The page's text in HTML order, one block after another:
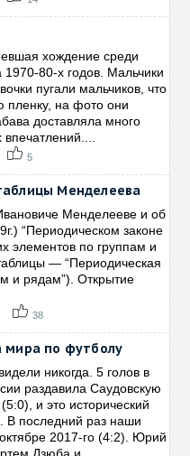
хождение среди
1970-80-х годов. Мальчики
пугали мальчиков, что
пленку, на фото они
доставляла много
5
Менделеева
Менделееве и об
“Периодическом законе
элементов по группам и
— “Периодическая
и рядам”). Открытие
38
мира по футболу
никогда. 5 голов в
раздавила Саудовскую
и это исторический
В последний раз наши
2017-го (4:2). Юрий